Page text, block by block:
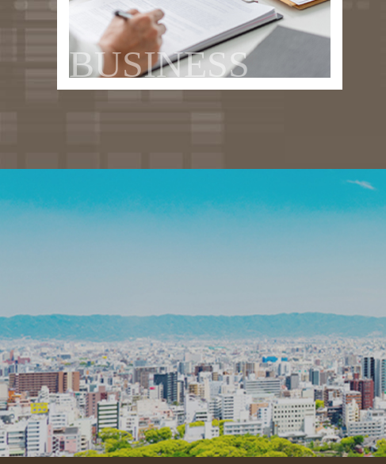
BUSINESS